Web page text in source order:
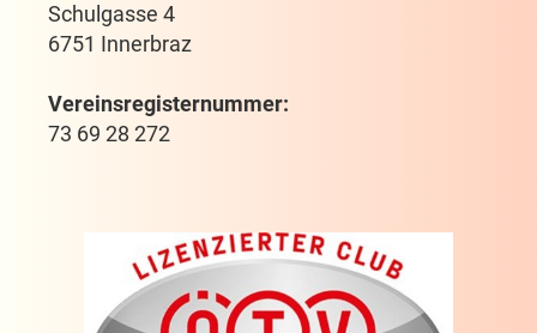
Schulgasse 4
6751 Innerbraz
Vereinsregisternummer:
73 69 28 272